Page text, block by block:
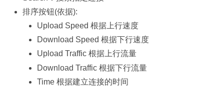
排序按钮(依据):
Upload Speed 根据上行速度
Download Speed 根据下行速度
Upload Traffic 根据上行流量
Download Traffic 根据下行流量
Time 根据建立连接的时间